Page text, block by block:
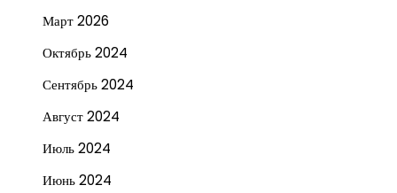
Март 2026
Октябрь 2024
Сентябрь 2024
Август 2024
Июль 2024
Июнь 2024